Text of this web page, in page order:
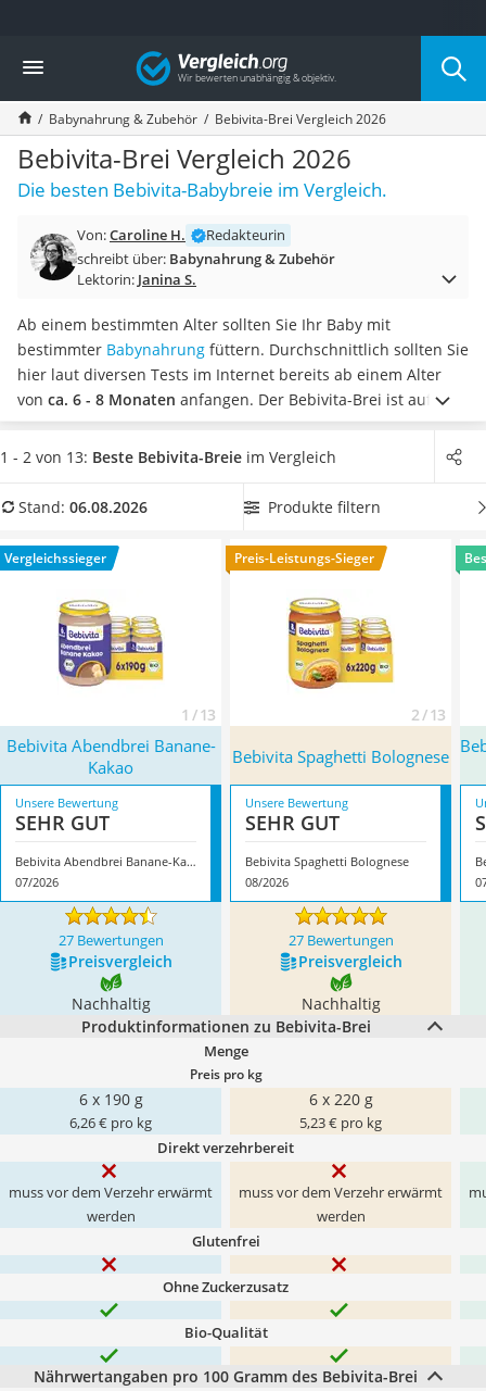
Die beliebtesten Vergleiche nach Kategorie
Kind & Baby
Babyphone mit 2 Kameras
Walkie-Talkie Kinder
Kindermatratzen
Babywippe
Rollschuhe für Kinder
Laufrad
Kinderschubkarre
Kinderuhr
Babyphone
Treppenschutzgitter
Kindersitz ab 4 Jahren
Kinderroller 3 Räder
Ferngesteuertes Auto
Kinderfahrradhelm
Kinder-Mikroskop
Ferngesteuerter Hubschrauber
Vergleich
Babynahrung & Zubehör Bebivita-Brei Vergleich 2026
Bebivita-Brei Vergleich 2026
Die besten Bebivita-Babybreie im Vergleich.
Von:Caroline H.
Redakteurin
schreibt über: Babynahrung & Zubehör
Lektorin: Janina S.
Ab einem bestimmten Alter sollten Sie Ihr Baby mit
bestimmter Babynahrung füttern. Durchschnittlich sollten Sie
hier laut diversen Tests im Internet bereits ab einem Alter
von ca. 6 - 8 Monaten anfangen. Der Bebivita-Brei ist auf
jegliche Bedürfnisse Ihres Babys angepasst. Bebivita bietet
dabei eine große Vielfalt an den verschiedensten Produkten.
Bebivita-Brei in Bio-Qualität
, um Ihr Baby mit der besten
2026 besonders das Modell
Bebivita Abendbrei Banane-
Kakao* mit seinen Eigenschaften.
1 - 2 von 13: Beste Bebivita-Breie im Vergleich
Stand: 06.08.2026 Produkte filtern
Vergleichssieger
1 / 13
Preis-Leistungs-Sieger
2 / 13
Bebivita Abendbrei Banane-
Kakao
Bebivita Spaghetti Bolognese
Unsere Bewertung
SEHR GUT
Bebivita Abendbrei Banane-Kakao
07/2026
Unsere Bewertung
SEHR GUT
Bebivita Spaghetti Bolognese
08/2026
27 Bewertungen 27 Bewertungen
Preis­vergleich Preis­vergleich
Nachhaltig
Nachhaltig
Produktinformationen zu Bebivita-Brei
Menge
Preis pro kg
6 x 190 g
6,26 € pro kg
6 x 220 g
5,23 € pro kg
Direkt verzehrbereit
muss vor dem Verzehr erwärmt
werden
muss vor dem Verzehr erwärmt
werden
Glutenfrei
Ohne Zuckerzusatz
Bio-Qualität
Nährwertangaben pro 100 Gramm des Bebivita-Brei